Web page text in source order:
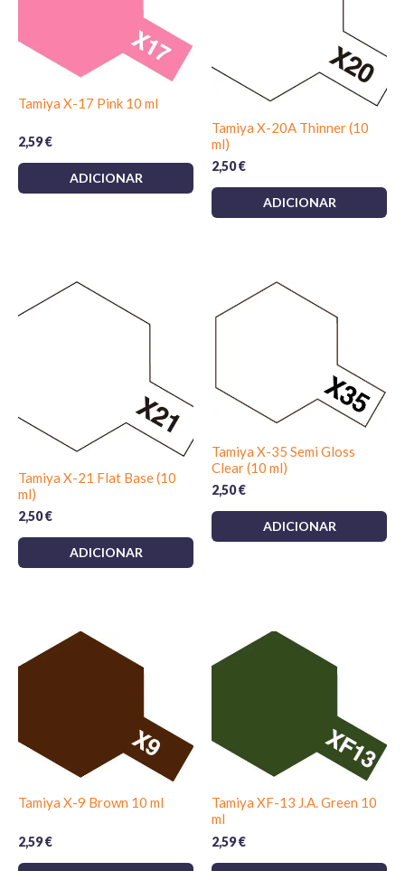
Tamiya X-17 Pink 10 ml
2,59€
ADICIONAR
Tamiya X-20A Thinner (10
ml)
2,50€
ADICIONAR
Tamiya X-21 Flat Base (10
ml)
2,50€
ADICIONAR
Tamiya X-35 Semi Gloss
Clear (10 ml)
2,50€
ADICIONAR
Tamiya X-9 Brown 10 ml
2,59€
Tamiya XF-13 J.A. Green 10
ml
2,59€